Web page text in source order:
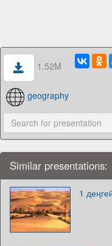
1.52M
geography
Similar presentations:
1